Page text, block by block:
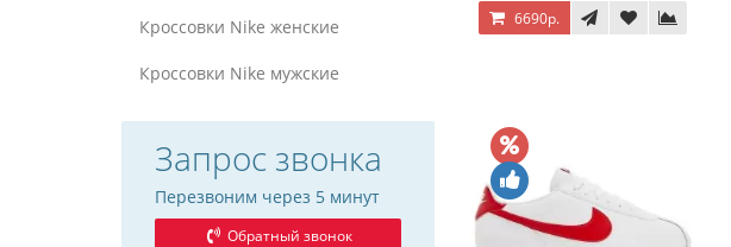
Кроссовки Nike женские
Кроссовки Nike мужские
Запрос звонка
Перезвоним через 5 минут
Обратный звонок
6690р.